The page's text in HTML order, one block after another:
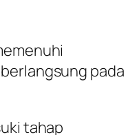
pada
tahap